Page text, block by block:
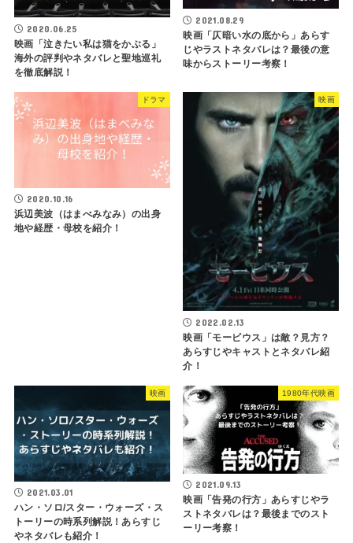
2020.06.25
映画「泣きたい私は猫をかぶる」
海外の評判やネタバレと聖地巡礼
を徹底解説！
2021.08.29
映画「仄暗い水の底から」あらす
じやラストネタバレは？最後の意
味からストーリー考察！
ドラマ
2020.10.16
浜辺美波（はまべみなみ）の出身
地や経歴・母校を紹介！
映画
2022.02.13
映画「モービウス」は敵？見方？
あらすじやキャストとネタバレ紹
介！
映画
2021.03.01
ハン・ソロ/スター・ウォーズ・ス
トーリーの時系列解説！あらすじ
やネタバレも紹介！
1980年代映画
2021.09.13
映画「告発の行方」あらすじやラ
ストネタバレは？最後までのスト
ーリー考察！